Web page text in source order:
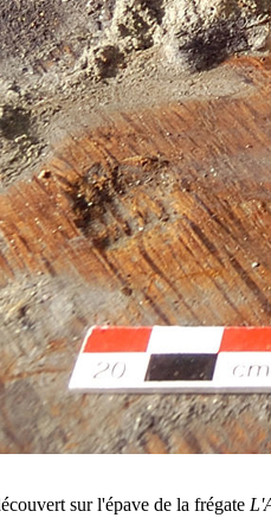
sur l'épave de la frégate